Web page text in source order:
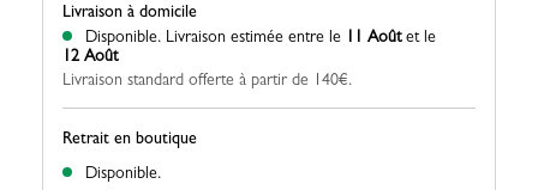
Retrait en boutique
Disponible.
Livraison à domicile
Disponible. Livraison estimée entre le 11 Aoûtet le
12 Août
Livraison standard offerte à partir de 140€.